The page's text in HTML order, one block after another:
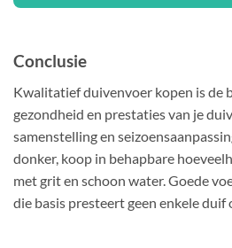
kan
productpagina
Conclusie
Kwalitatief duivenvoer kopen is de
gezondheid en prestaties van je
samenstelling en
donker, koop in behapbare
met grit en schoon water. Goede
die basis presteert geen enkele duif